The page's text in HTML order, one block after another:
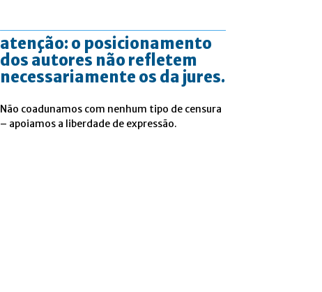
atenção: o posicionamento
dos autores não refletem
necessariamente os da jures.
Não coadunamos com nenhum tipo de censura
– apoiamos a liberdade de expressão.